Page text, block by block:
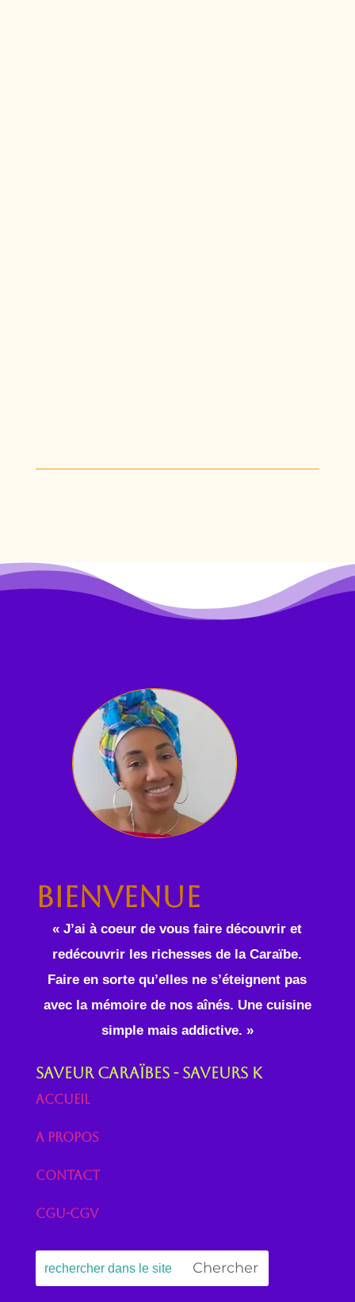
Bienvenue
« J’ai à coeur de vous faire découvrir et
redécouvrir les richesses de la Caraïbe.
Faire en sorte qu’elles ne s’éteignent pas
avec la mémoire de nos aînés. Une cuisine
simple mais addictive. »
Saveur Caraïbes - Saveurs K
Accueil
A propos
Contact
CGU-CGV